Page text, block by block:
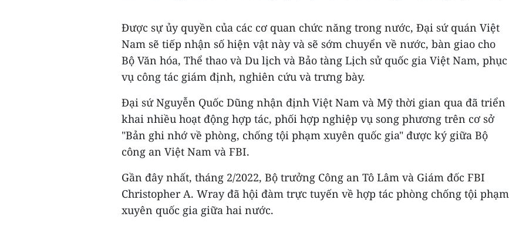
Được sự ủy quyền của các cơ quan chức năng trong nước, Đại sứ quán Việt
Nam sẽ tiếp nhận số hiện vật này và sẽ sớm chuyển về nước, bàn giao cho
Bộ Văn hóa, Thể thao và Du lịch và Bảo tàng Lịch sử quốc gia Việt Nam, phục
vụ công tác giám định, nghiên cứu và trưng bày.
Đại sứ Nguyễn Quốc Dũng nhận định Việt Nam và Mỹ thời gian qua đã triển
khai nhiều hoạt động hợp tác, phối hợp nghiệp vụ song phương trên cơ sở
"Bản ghi nhớ về phòng, chống tội phạm xuyên quốc gia" được ký giữa Bộ
công an Việt Nam và FBI.
Gần đây nhất, tháng 2/2022, Bộ trưởng Công an Tô Lâm và Giám đốc FBI
Christopher A. Wray đã hội đàm trực tuyến về hợp tác phòng chống tội phạm
xuyên quốc gia giữa hai nước.